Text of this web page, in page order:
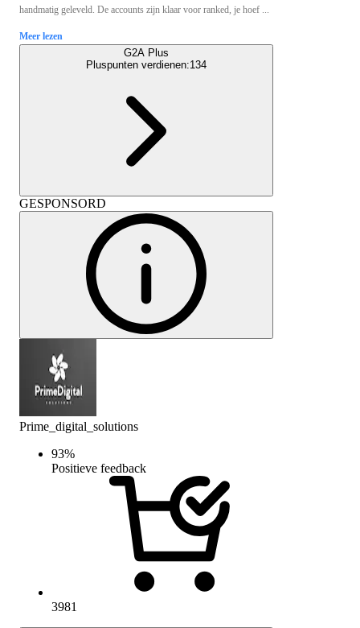
handmatig geleveld. De accounts zijn klaar voor ranked, je hoef ...
Meer lezen
G2A Plus
Pluspunten verdienen:134
GESPONSORD
Prime_digital_solutions
93%
Positieve feedback
3981